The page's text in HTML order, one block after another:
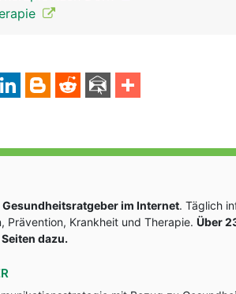
im Internet. Täglich
Prävention, Krankheit und Therapie. Über
dazu.